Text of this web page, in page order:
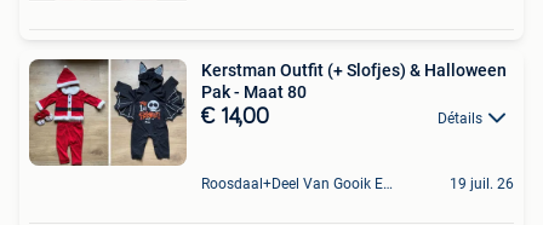
Kerstman Outfit (+ Slofjes) & Halloween
Pak - Maat 80
€ 14,00 Détails
Roosdaal+Deel Van Gooik En Sint-Kwintens-Lennik 19 juil. 26